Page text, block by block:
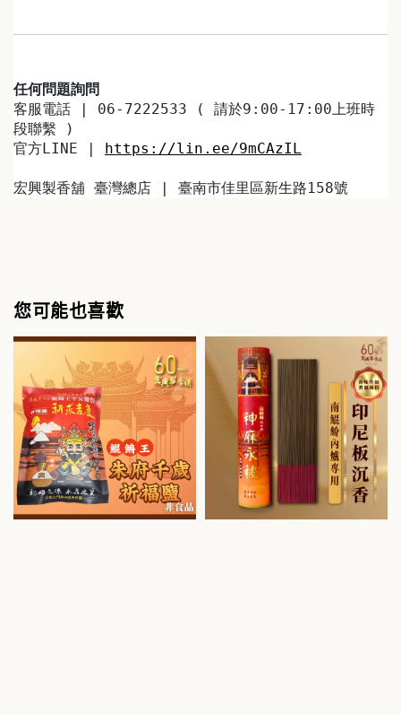
任何問題詢問
客服電話 | 06-7222533 ( 請於9:00-17:00上班時
段聯繫 )
官方LINE | https://lin.ee/9mCAzIL
宏興製香舖 臺灣總店 | 臺南市佳里區新生路158號
您可能也喜歡